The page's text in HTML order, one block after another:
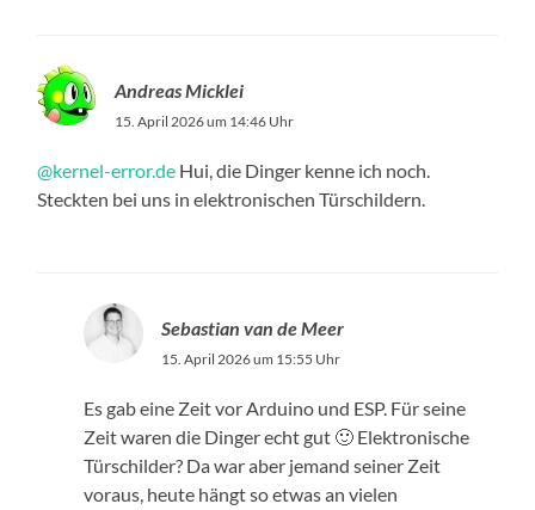
Andreas Micklei
15. April 2026 um 14:46 Uhr
@kernel-error.de Hui, die Dinger kenne ich noch.
Steckten bei uns in elektronischen Türschildern.
Sebastian van de Meer
15. April 2026 um 15:55 Uhr
Es gab eine Zeit vor Arduino und ESP. Für seine
Zeit waren die Dinger echt gut 🙂 Elektronische
Türschilder? Da war aber jemand seiner Zeit
voraus, heute hängt so etwas an vielen